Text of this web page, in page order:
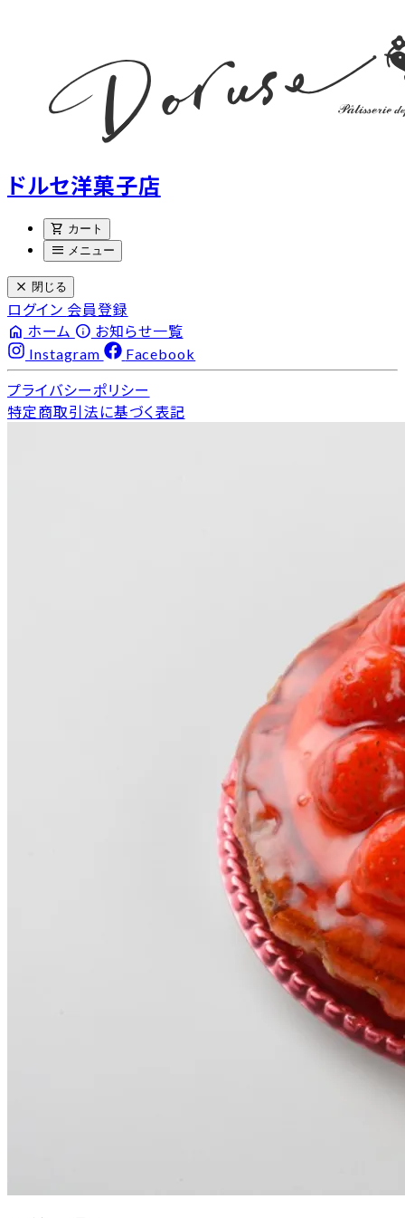
ドルセ洋菓子店
shopping_cart カート
menu メニュー
close 閉じる
ログイン 会員登録
home ホーム info お知らせ一覧
Instagram
Facebook
プライバシーポリシー
特定商取引法に基づく表記